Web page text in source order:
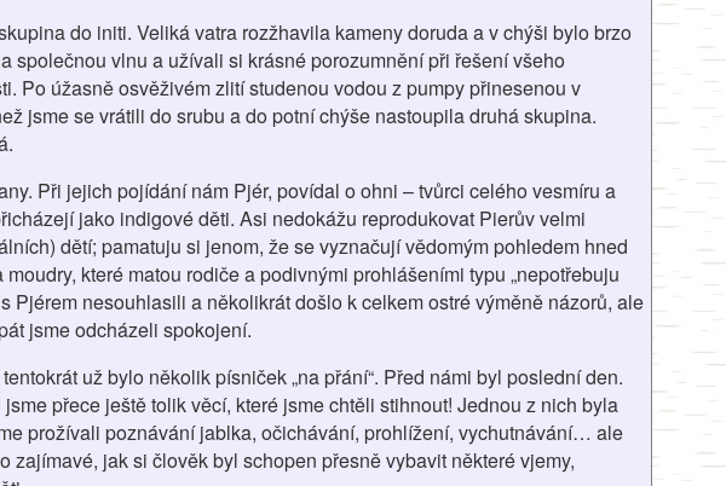
do initi. Veliká vatra rozžhavila kameny doruda a v chýši bylo brzo
společnou vlnu a užívali si krásné porozumnění při řešení všeho
Po úžasně osvěživém zlití studenou vodou z pumpy přinesenou v
jsme se vrátili do srubu a do potní chýše nastoupila druhá skupina.
Při jejich pojídání nám Pjér, povídal o ohni – tvůrci celého vesmíru a
jako indigové děti. Asi nedokážu reprodukovat Pierův velmi
dětí; pamatuju si jenom, že se vyznačují vědomým pohledem hned
které matou rodiče a podivnými prohlášeními typu „nepotřebuju
Pjérem nesouhlasili a několikrát došlo k celkem ostré výměně názorů, ale
jsme odcházeli spokojení.
už bylo několik písniček „na přání“. Před námi byl poslední den.
přece ještě tolik věcí, které jsme chtěli stihnout! Jednou z nich byla
prožívali poznávání jablka, očichávání, prohlížení, vychutnávání… ale
zajímavé, jak si člověk byl schopen přesně vybavit některé vjemy,